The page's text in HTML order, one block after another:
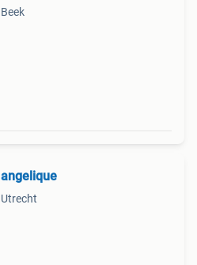
Beek
angelique
Utrecht